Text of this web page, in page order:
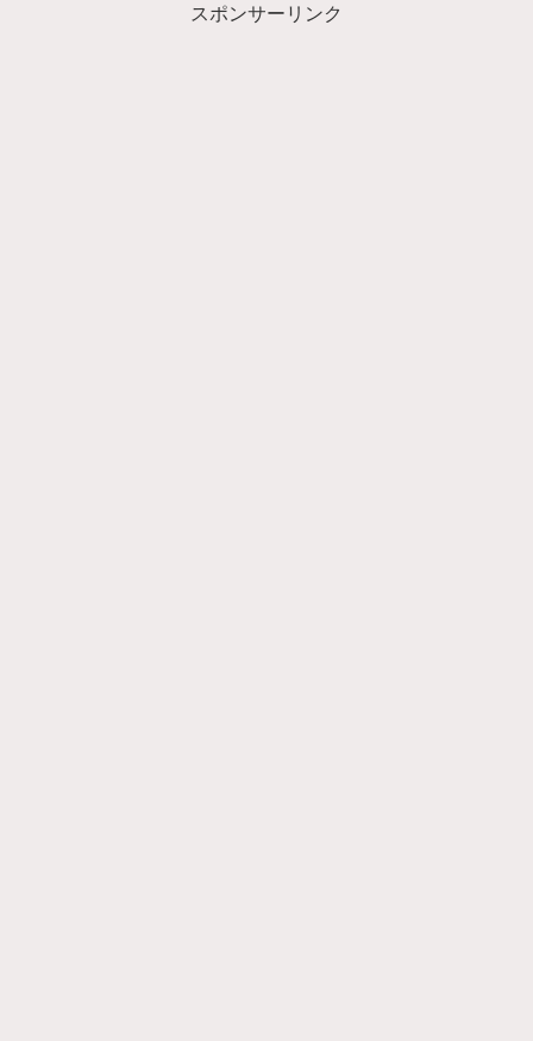
スポンサーリンク